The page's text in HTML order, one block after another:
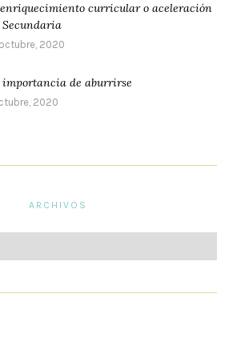
curricular o aceleración
Secundaria
2020
importancia de aburrirse
2020
ARCHIVOS